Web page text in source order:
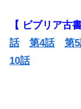
【 ビブリア古
話
第4話 第
10話